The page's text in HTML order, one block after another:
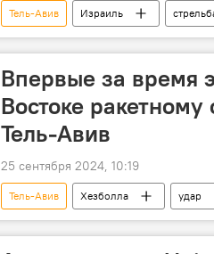
Тель-Авив Израиль
Впервые за время
Востоке ракетному
Тель-Авив
25 сентября 2024, 10:19
Тель-Авив Хезболла удар